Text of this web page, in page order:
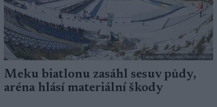
Fotografie: Manzoni/NordicFocus
Meku biatlonu zasáhl sesuv půdy,
aréna hlásí materiální škody